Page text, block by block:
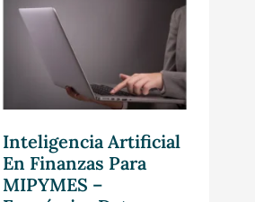
Inteligencia Artificial
En Finanzas Para
MIPYMES –